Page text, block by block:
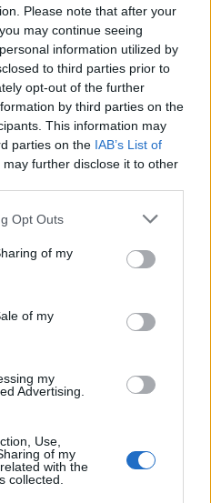
Please note that after your
may continue seeing
information utilized by
to third parties prior to
opt-out of the further
by third parties on the
This information may
parties on the IAB’s List of
may further disclose it to other
Opt Outs
of my
of my
my
Advertising.
Use,
of my
with the
collected.
Laisvalaikis
Numerologai įvardijo
gyvenimo išbandymų
Laisvalaikis
Šie trumpi kirpimai po 50
daugiau apimties, o veidui
– gaivumo